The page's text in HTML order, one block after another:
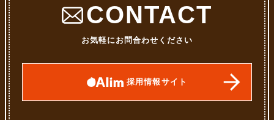
CONTACT
お気軽にお問合わせください
採用情報サイト